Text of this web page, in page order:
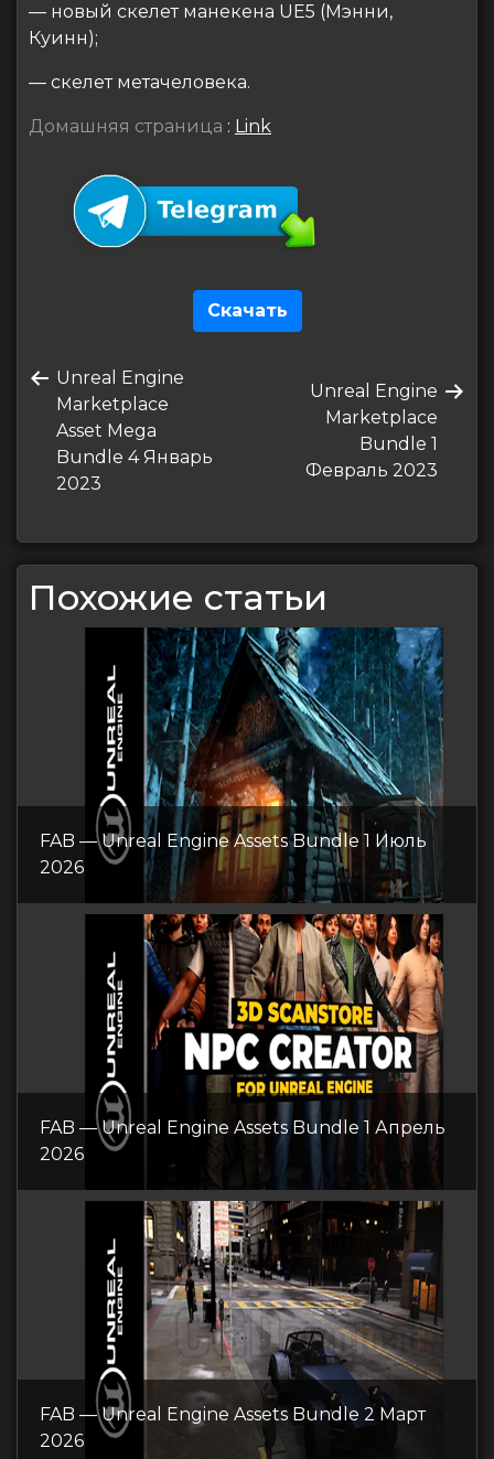
— новый скелет манекена UE5 (Мэнни,
Куинн);
— скелет метачеловека.
Домашняя страница : Link
Скачать
по
записям
Предыдущая
запись
Unreal Engine
Marketplace
Asset Mega
Bundle 4 Январь
2023
Следующая
запись
Unreal Engine
Marketplace
Bundle 1
Февраль 2023
Похожие статьи
FAB — Unreal Engine Assets Bundle 1 Июль
2026
FAB — Unreal Engine Assets Bundle 1 Апрель
2026
FAB — Unreal Engine Assets Bundle 2 Март
2026